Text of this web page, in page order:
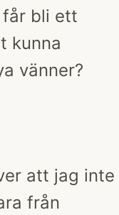
får bli ett
kunna
vänner?
att jag inte
från